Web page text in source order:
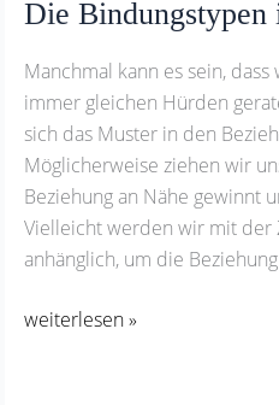
Die Bindungstypen
Manchmal kann es sein,
immer gleichen Hürden
sich das Muster in den
Möglicherweise ziehen wir
Beziehung an Nähe gewinnt
Vielleicht werden wir mit der
anhänglich, um die
weiterlesen »